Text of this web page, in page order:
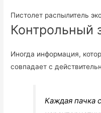
Пистолет распылитель
Контрольный
Иногда информация,
совпадает с
Каждая пачка